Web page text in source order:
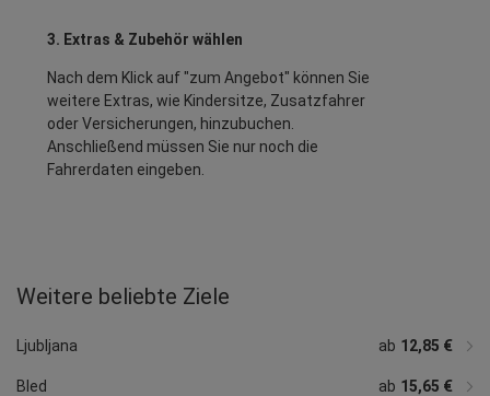
3. Extras & Zubehör wählen
Nach dem Klick auf "zum Angebot" können Sie
weitere Extras, wie Kindersitze, Zusatzfahrer
oder Versicherungen, hinzubuchen.
Anschließend müssen Sie nur noch die
Fahrerdaten eingeben.
Weitere beliebte Ziele
Ljubljana ab 12,85 €
Bled ab 15,65 €